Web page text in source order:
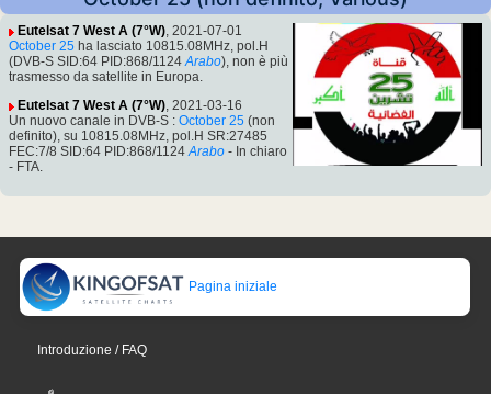
Eutelsat 7 West A (7°W), 2021-07-01
October 25 ha lasciato 10815.08MHz, pol.H
(DVB-S SID:64 PID:868/1124 Arabo), non è più
trasmesso da satellite in Europa.
Eutelsat 7 West A (7°W), 2021-03-16
Un nuovo canale in DVB-S : October 25 (non
definito), su 10815.08MHz, pol.H SR:27485
FEC:7/8 SID:64 PID:868/1124 Arabo - In chiaro
- FTA.
Pagina iniziale
Introduzione / FAQ